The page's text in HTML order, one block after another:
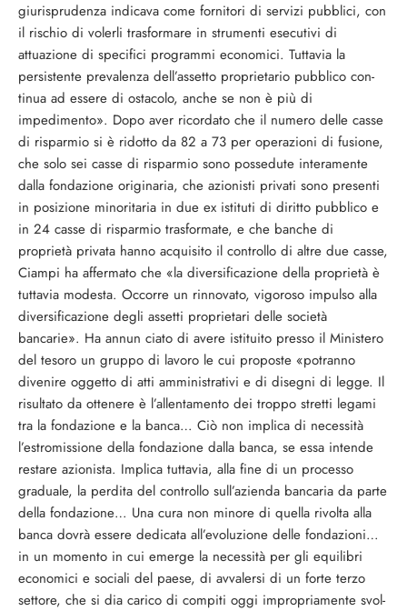
giurisprudenza indicava co­me fornitori di servizi pubblici, con
il ri­schio di volerli trasformare in strumenti esecutivi di
attuazione di specifici program­mi economici. Tuttavia la
persistente preva­lenza dell’assetto proprietario pubblico con­
tinua ad essere di ostacolo, anche se non è più di
impedimento». Dopo aver ricordato che il numero delle casse
di risparmio si è ridotto da 82 a 73 per operazioni di fusio­ne,
che solo sei casse di risparmio sono possedute interamente
dalla fondazione ori­ginaria, che azionisti privati sono presenti
in posizione minoritaria in due ex istituti di diritto pubblico e
in 24 casse di risparmio trasformate, e che banche di
proprietà pri­vata hanno acquisito il controllo di altre due casse,
Ciampi ha affermato che «la di­versificazione della proprietà è
tuttavia mo­desta. Occorre un rinnovato, vigoroso im­pulso alla
diversificazione degli assetti pro­prietari delle società
bancarie». Ha annun ciato di avere istituito presso il Ministero
del tesoro un gruppo di lavoro le cui propo­ste «potranno
divenire oggetto di atti am­ministrativi e di disegni di legge. Il
risultato da ottenere è l’allentamento dei troppo stretti legami
tra la fondazione e la banca… Ciò non implica di necessità
l’estromissione della fondazione dalla banca, se essa inten­de
restare azionista. Implica tuttavia, alla fine di un processo
graduale, la perdita del controllo sull’azienda bancaria da parte
del­la fondazione… Una cura non minore di quella rivolta alla
banca dovrà essere dedi­cata all’evoluzione delle fondazioni…
in un momento in cui emerge la necessità per gli equilibri
economici e sociali del paese, di avvalersi di un forte terzo
settore, che si dia carico di compiti oggi impropriamente svol­